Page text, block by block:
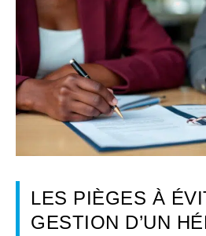
LES PIÈGES À
GESTION D’UN